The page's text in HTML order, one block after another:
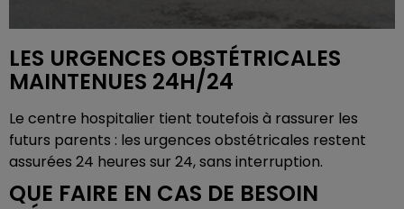
LES URGENCES OBSTÉTRICALES
MAINTENUES 24H/24
Le centre hospitalier tient toutefois à rassurer les
futurs parents : les urgences obstétricales restent
assurées 24 heures sur 24, sans interruption.
QUE FAIRE EN CAS DE BESOIN